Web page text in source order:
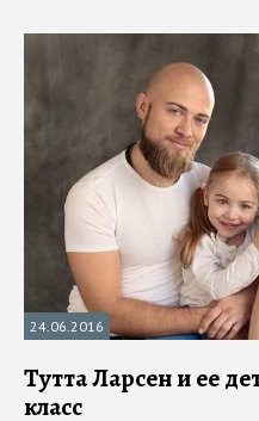
24.06.2016
Тутта Ларсен и ее
класс